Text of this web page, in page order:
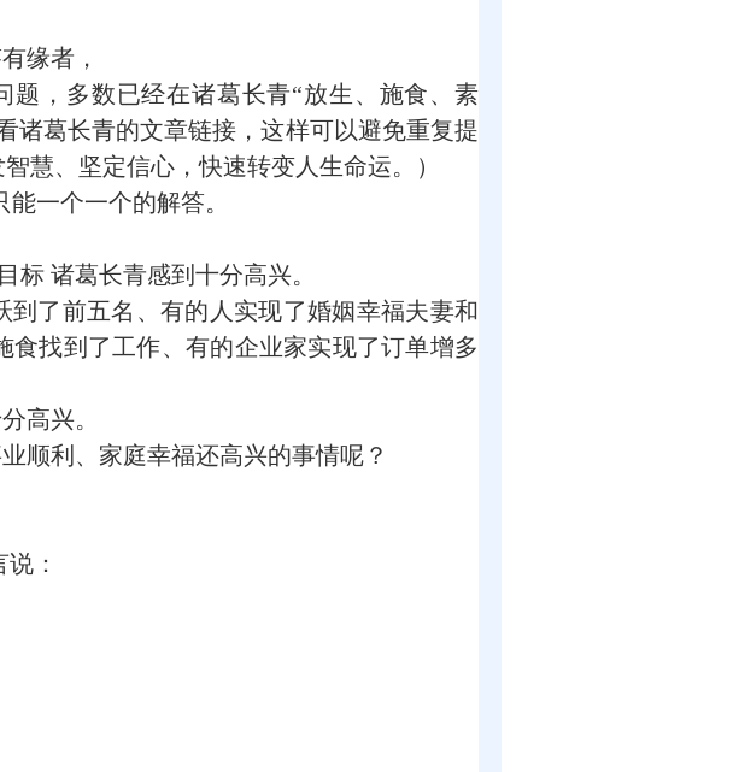
有缘者，
，多数已经在诸葛长青“放生、施食、素
诸葛长青的文章链接，这样可以避免重复提
慧、坚定信心，快速转变人生命运。）
一个一个的解答。
诸葛长青感到十分高兴。
了前五名、有的人实现了婚姻幸福夫妻和
找到了工作、有的企业家实现了订单增多
高兴。
顺利、家庭幸福还高兴的事情呢？
：